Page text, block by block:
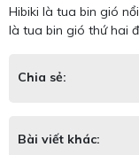
Hibiki là tua bin gió
là tua bin gió thứ hai
Chia sẻ:
Bài viết khác: